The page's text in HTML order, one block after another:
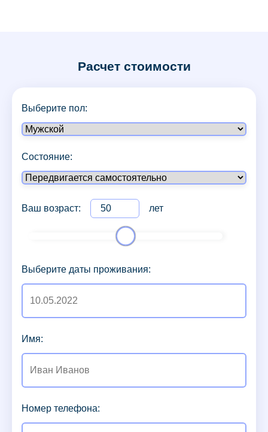
Расчет стоимости
Выберите пол:
Состояние:
Ваш возраст: лет
Выберите даты проживания:
Имя:
Номер телефона: